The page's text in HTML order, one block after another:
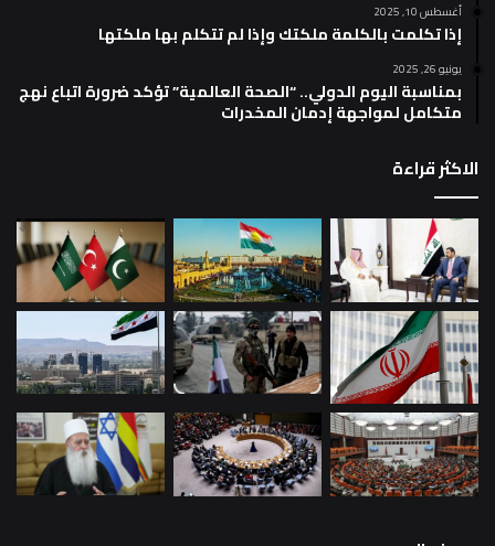
أغسطس 10, 2025
إذا تكلمت بالكلمة ملكتك وإذا لم تتكلم بها ملكتها
يونيو 26, 2025
بمناسبة اليوم الدولي.. “الصحة العالمية” تؤكد ضرورة اتباع نهج
متكامل لمواجهة إدمان المخدرات
الاكثر قراءة